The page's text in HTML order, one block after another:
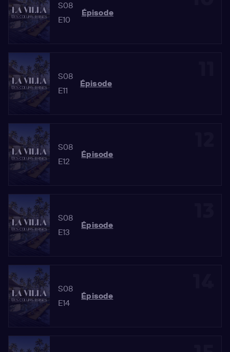
S08
E10
Épisode
S08
E11
Épisode
S08
E12
Épisode
S08
E13
Épisode
S08
E14
Épisode